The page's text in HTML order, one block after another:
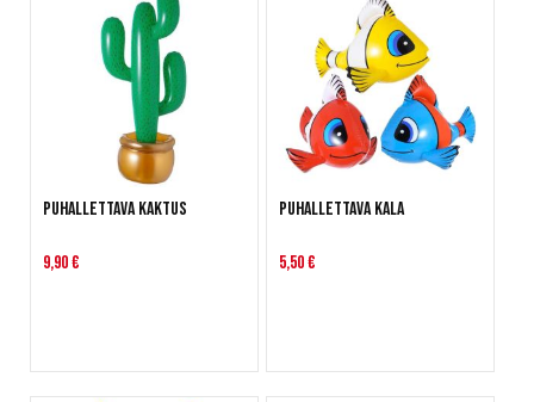
Puhallettava kaktus
9,90 €
Puhallettava kala
5,50 €